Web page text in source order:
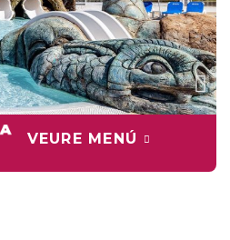
VEURE MENÚ